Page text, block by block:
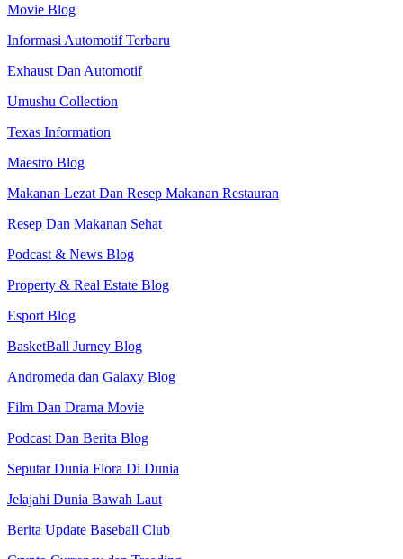
Movie Blog
Informasi Automotif Terbaru
Exhaust Dan Automotif
Umushu Collection
Texas Information
Maestro Blog
Makanan Lezat Dan Resep Makanan Restauran
Resep Dan Makanan Sehat
Podcast & News Blog
Property & Real Estate Blog
Esport Blog
BasketBall Jurney Blog
Andromeda dan Galaxy Blog
Film Dan Drama Movie
Podcast Dan Berita Blog
Seputar Dunia Flora Di Dunia
Jelajahi Dunia Bawah Laut
Berita Update Baseball Club